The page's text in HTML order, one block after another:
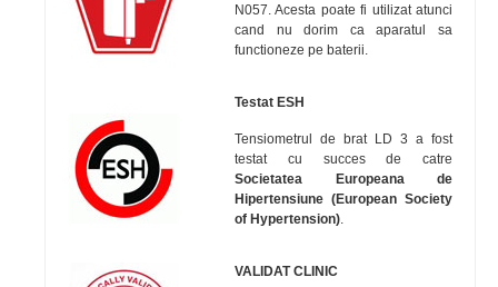
N057. Acesta poate fi utilizat atunci
cand nu dorim ca aparatul sa
functioneze pe baterii.
Testat ESH
Tensiometrul de brat LD 3 a fost
testat cu succes de catre
Societatea Europeana de
Hipertensiune (European Society
of Hypertension).
VALIDAT CLINIC